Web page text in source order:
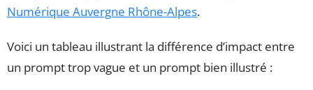
Numérique Auvergne Rhône-Alpes.
Voici un tableau illustrant la différence d’impact entre
un prompt trop vague et un prompt bien illustré :